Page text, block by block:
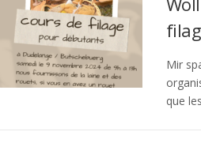
Mir
que